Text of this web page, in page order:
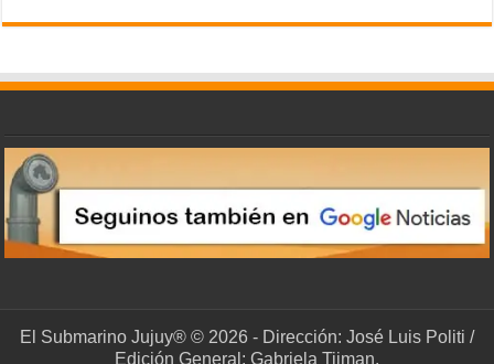
El Submarino Jujuy® © 2026 - Dirección: José Luis Politi /
Edición General: Gabriela Tijman.